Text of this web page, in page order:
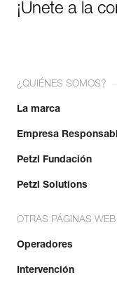
¡Únete a la
¿QUIÉNES SOMOS?
La marca
Empresa
Petzl Fundación
Petzl Solutions
OTRAS PÁGINAS
Operadores
Intervención